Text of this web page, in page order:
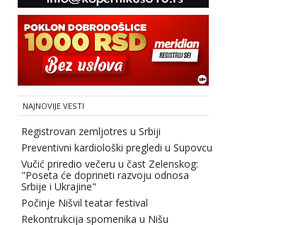
NAJNOVIJE VESTI
Registrovan zemljotres u Srbiji
Preventivni kardiološki pregledi u Supovcu
Vučić priredio večeru u čast Zelenskog:
"Poseta će doprineti razvoju odnosa
Srbije i Ukrajine"
Počinje Nišvil teatar festival
Rekontrukcija spomenika u Nišu